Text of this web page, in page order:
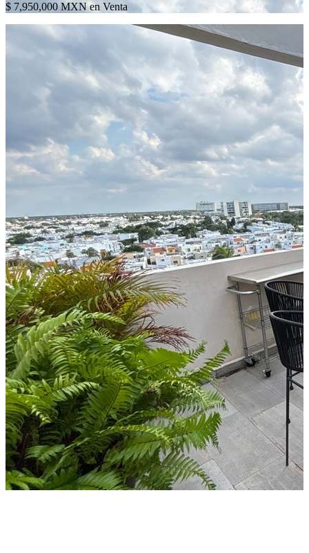
$ 7,950,000 MXN en Venta